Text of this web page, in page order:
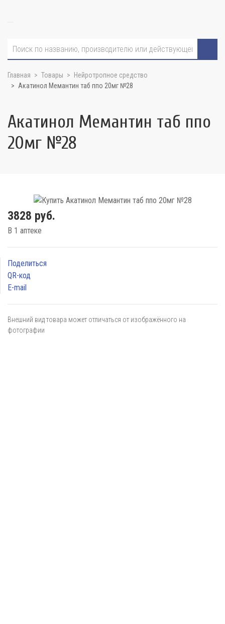
Главная Товары
Нейротропное средство
Акатинол Мемантин таб ппо 20мг №28
Акатинол Мемантин таб ппо
20мг №28
3828 руб.
В 1 аптеке
Поделиться
QR-код
E-mail
Внешний вид товара может отличаться от изображённого на
фотографии